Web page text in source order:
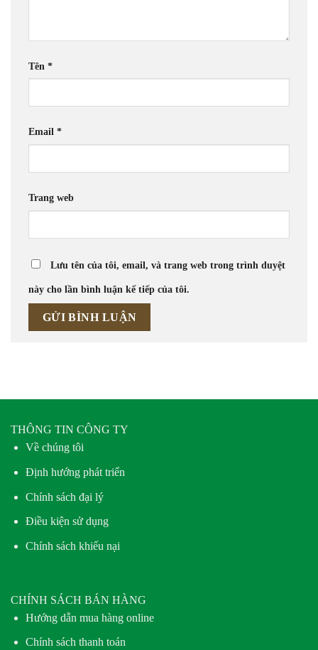
Tên *
Email *
Trang web
Lưu tên của tôi, email, và trang web trong trình duyệt
này cho lần bình luận kế tiếp của tôi.
THÔNG TIN CÔNG TY
Về chúng tôi
Định hướng phát triển
Chính sách đại lý
Điều kiện sử dụng
Chính sách khiếu nại
CHÍNH SÁCH BÁN HÀNG
Hướng dẫn mua hàng online
Chính sách thanh toán